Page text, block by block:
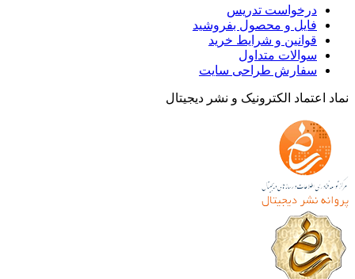
درخواست تدریس
فایل و محصول بفروشید
قوانین و شرایط خرید
سوالات متداول
سفارش طراحی سایت
اعتماد الکترونیک و نشر دیجیتال